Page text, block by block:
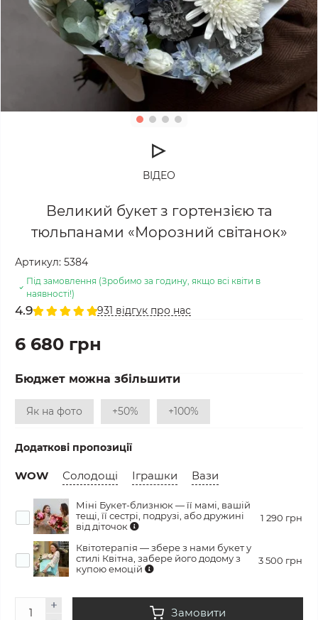
ВІДЕО
Великий букет з гортензією та
тюльпанами «Морозний світанок»
Артикул: 5384
Під замовлення (Зробимо за годину, якщо всі квіти в
наявності!)
4.9 931 відгук про нас
6 680 грн
Бюджет можна збільшити
Як на фото +50% +100%
Додаткові пропозиції
WOW Солодощі Іграшки Вази
Міні Букет-близнюк — її мамі, вашій
тещі, її сестрі, подрузі, або дружині
від діточок
1 290 грн
Квітотерапія — збере з нами букет у
стилі Квітна, забере його додому з
купою емоцій
3 500 грн
Замовити